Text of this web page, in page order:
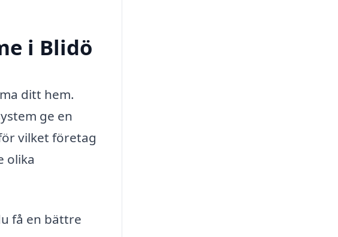
i Blidö
ditt hem.
ge en
vilket företag
olika
få en bättre